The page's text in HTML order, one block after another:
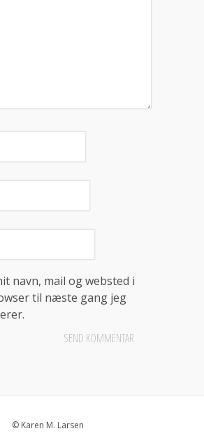
navn, mail og websted i
til næste gang jeg
© Karen M. Larsen